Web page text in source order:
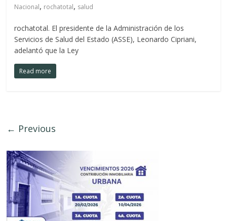
Nacional, rochatotal, salud
rochatotal. El presidente de la Administración de los
Servicios de Salud del Estado (ASSE), Leonardo Cipriani,
adelantó que la Ley
Read more
← Previous